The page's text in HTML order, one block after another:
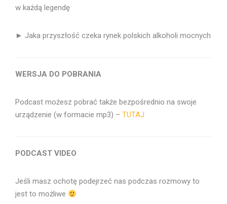
w każdą legendę
► Jaka przyszłość czeka rynek polskich alkoholi mocnych
WERSJA DO POBRANIA
Podcast możesz pobrać także bezpośrednio na swoje
urządzenie (w formacie mp3) – TUTAJ
PODCAST VIDEO
Jeśli masz ochotę podejrzeć nas podczas rozmowy to
jest to możliwe